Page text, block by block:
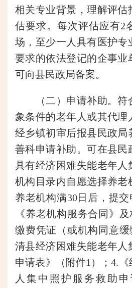
相关专业背景，理解评估
估要求。每次评估应有2
场，至少一人具有医护专
要求的依法登记的企事业
可向县民政局备案。
（二）申请补助。符
象条件的老年人或其代理
经乡镇初审后报县民政局
善科申请补助。可在县民
具有经济困难失能老年人
机构目录内自愿选择养老
养老机构满30日后，提
《养老机构服务合同》
缴费凭证（或机构同意缓
清县经济困难失能老年人
申请表》（附件1）；4.
人集中照护服务救助